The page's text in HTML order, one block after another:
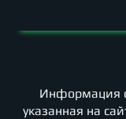
Информация
указанная на